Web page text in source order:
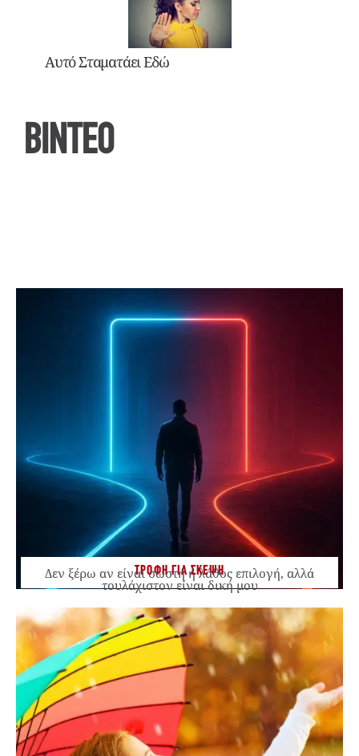
Αυτό Σταματάει Εδώ
ΒΙΝΤΕΟ
ΤΡΟΦΗ ΓΙΑ ΣΚΕΨΗ
Δεν ξέρω αν είναι σωστή ή λάθος επιλογή, αλλά
τουλάχιστον είναι δική μου